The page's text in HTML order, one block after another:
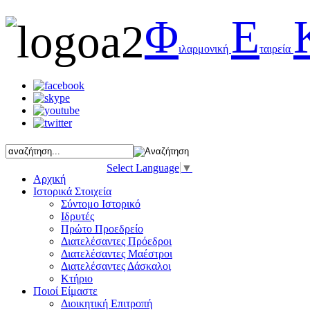
Φιλαρμονική Εταιρεία
Select Language ▼
Αρχική
Ιστορικά Στοιχεία
Σύντομο Ιστορικό
Ιδρυτές
Πρώτο Προεδρείο
Διατελέσαντες Πρόεδροι
Διατελέσαντες Μαέστροι
Διατελέσαντες Δάσκαλοι
Κτήριο
Ποιοί Είμαστε
Διοικητική Επιτροπή